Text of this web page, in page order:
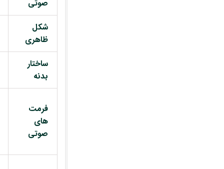
صوتی
شکل
ظاهری
ساختار
بدنه
فرمت
های
صوتی